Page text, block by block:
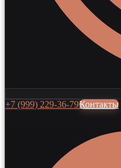
+7 (999) 229-36-79Контакты